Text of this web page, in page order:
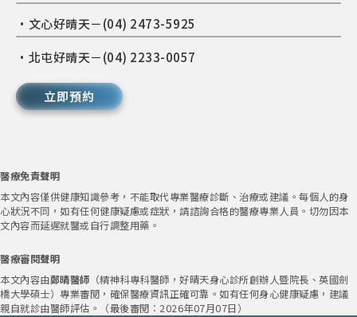
•文心好晴天－(04) 2473-5925
•北屯好晴天－(04) 2233-0057
立即預約
醫療免責聲明
本文內容僅供健康知識參考，不能取代專業醫療診斷、治療或建議。每個人的身
心狀況不同，如有任何健康疑慮或症狀，請諮詢合格的醫療專業人員。切勿因本
文內容而延遲就醫或自行調整用藥。
醫療審閱聲明
本文內容由鄭晴醫師 （精神科專科醫師，好晴天身心診所創辦人暨院長、英國劍
橋大學碩士）專業審閱，確保醫療資訊正確可靠。如有任何身心健康疑慮，建議
親自就診由醫師評估。（最後審閱：2026年07月07日）